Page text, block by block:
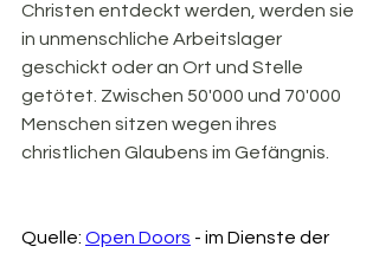
Christen entdeckt werden, werden sie
in unmenschliche Arbeitslager
geschickt oder an Ort und Stelle
getötet. Zwischen 50'000 und 70'000
Menschen sitzen wegen ihres
christlichen Glaubens im Gefängnis.
Quelle: Open Doors - im Dienste der